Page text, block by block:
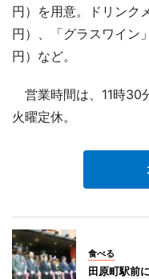
円）を用意。ドリンク
円）、「グラスワイン
円）など。
営業時間は、11時30
火曜定休。
食べる
田原町駅前